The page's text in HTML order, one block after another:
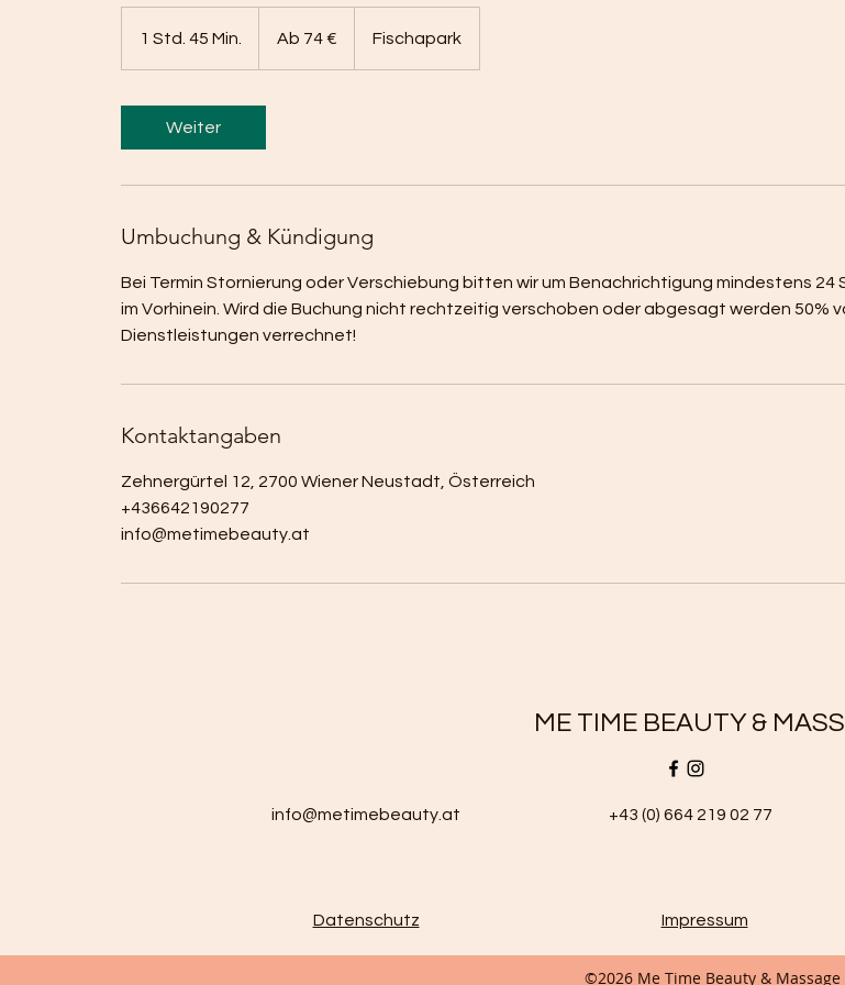
1 Std. 45 Min.
n
.
EuroAb 74 € Fischapark
Weiter
Umbuchung & Kündigung
Bei Termin Stornierung oder Verschiebung bitten wir um Benachrichtigung mindestens 24
im Vorhinein. Wird die Buchung nicht rechtzeitig verschoben oder abgesagt werden 50%
Dienstleistungen verrechnet!
Kontaktangaben
Zehnergürtel 12, 2700 Wiener Neustadt, Österreich
+436642190277
info@metimebeauty.at
ME TIME BEAUTY &
info@metimebeauty.at +43 (0) 664 219 02 77
Datenschutz Impressum
©2026 Me Time Beauty & Massage